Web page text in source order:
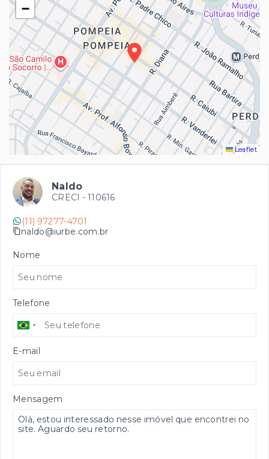
−
Leaflet
Naldo
CRECI - 110616
(11) 97277-4701
naldo@iurbe.com.br
Nome
Telefone
E-mail
Mensagem